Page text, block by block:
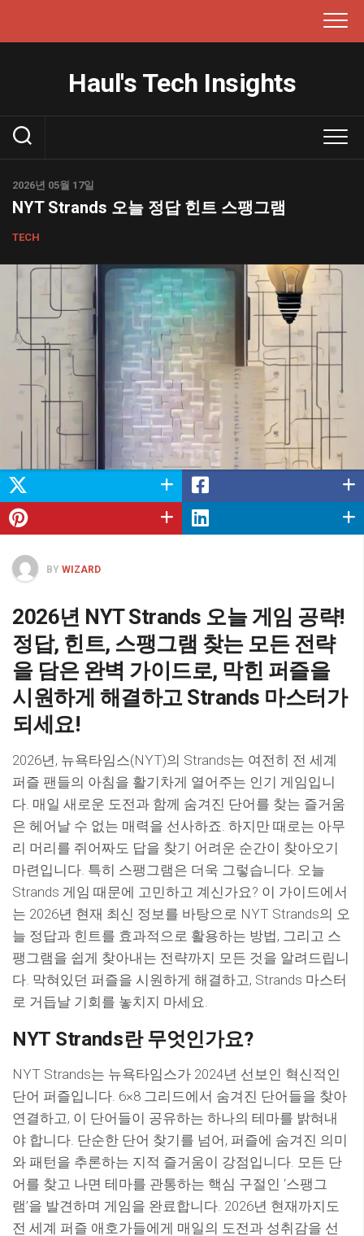
으
Haul's Tech Insights
2026년 05월 17일
NYT Strands 오늘 정답 힌트 스팽그램
TECH
BY WIZARD
2026년 NYT Strands 오늘 게임 공략!
정답, 힌트, 스팽그램 찾는 모든 전략
을 담은 완벽 가이드로, 막힌 퍼즐을
시원하게 해결하고 Strands 마스터가
되세요!
2026년, 뉴욕타임스(NYT)의 Strands는 여전히 전 세계
퍼즐 팬들의 아침을 활기차게 열어주는 인기 게임입니
다. 매일 새로운 도전과 함께 숨겨진 단어를 찾는 즐거움
은 헤어날 수 없는 매력을 선사하죠. 하지만 때로는 아무
리 머리를 쥐어짜도 답을 찾기 어려운 순간이 찾아오기
마련입니다. 특히 스팽그램은 더욱 그렇습니다. 오늘
Strands 게임 때문에 고민하고 계신가요? 이 가이드에서
는 2026년 현재 최신 정보를 바탕으로 NYT Strands의 오
늘 정답과 힌트를 효과적으로 활용하는 방법, 그리고 스
팽그램을 쉽게 찾아내는 전략까지 모든 것을 알려드립니
다. 막혀있던 퍼즐을 시원하게 해결하고, Strands 마스터
로 거듭날 기회를 놓치지 마세요.
NYT Strands란 무엇인가요?
NYT Strands는 뉴욕타임스가 2024년 선보인 혁신적인
단어 퍼즐입니다. 6×8 그리드에서 숨겨진 단어들을 찾아
연결하고, 이 단어들이 공유하는 하나의 테마를 밝혀내
야 합니다. 단순한 단어 찾기를 넘어, 퍼즐에 숨겨진 의미
와 패턴을 추론하는 지적 즐거움이 강점입니다. 모든 단
어를 찾고 나면 테마를 관통하는 핵심 구절인 ‘스팽그
램’을 발견하며 게임을 완료합니다. 2026년 현재까지도
전 세계 퍼즐 애호가들에게 매일의 도전과 성취감을 선